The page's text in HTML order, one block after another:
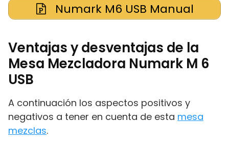
Numark M6 USB Manual
Ventajas y desventajas de la
Mesa Mezcladora Numark M 6
USB
A continuación los aspectos positivos y
negativos a tener en cuenta de esta mesa
mezclas.